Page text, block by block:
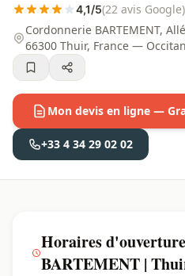
4,1/5(22 avis Google)
Cordonnerie BARTEMENT,
66300 Thuir, France —
Mon devis en ligne —
+33 4 34 29 02 02
Horaires
BARTEMENT |